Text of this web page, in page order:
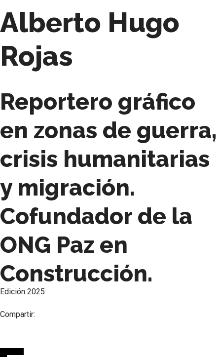
Alberto Hugo
Rojas
Reportero gráfico
en zonas de guerra,
crisis humanitarias
y migración.
Cofundador de la
ONG Paz en
Construcción.
Edición 2025
Compartir: